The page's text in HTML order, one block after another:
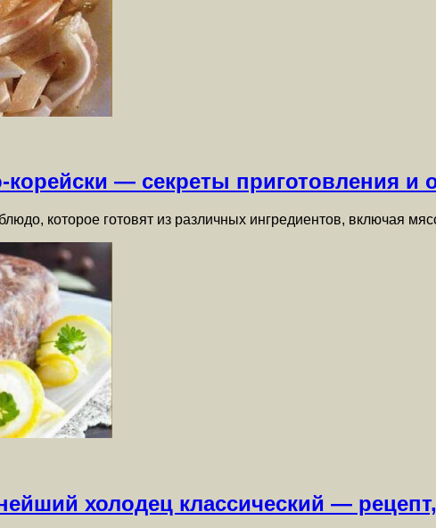
— секреты приготовления и
которое готовят из различных ингредиентов, включая
холодец классический —